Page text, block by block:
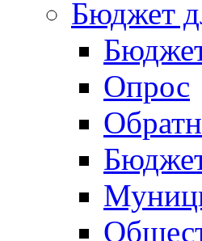
Бюджет
Опрос